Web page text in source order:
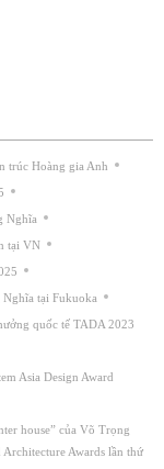
trúc Hoàng gia Anh
Nghĩa
tại VN
tại Fukuoka
quốc tế TADA 2023
Asia Design Award
house” của Võ Trọng
Awards lần thứ